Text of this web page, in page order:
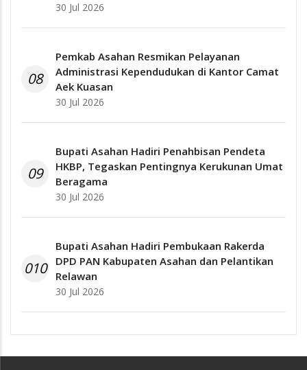
30 Jul 2026
08
Pemkab Asahan Resmikan Pelayanan
Administrasi Kependudukan di Kantor Camat
Aek Kuasan
30 Jul 2026
09
Bupati Asahan Hadiri Penahbisan Pendeta
HKBP, Tegaskan Pentingnya Kerukunan Umat
Beragama
30 Jul 2026
010
Bupati Asahan Hadiri Pembukaan Rakerda
DPD PAN Kabupaten Asahan dan Pelantikan
Relawan
30 Jul 2026